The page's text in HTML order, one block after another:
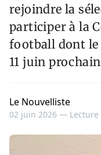
rejoindre la
participer à la
football dont le
11 juin
Le Nouvelliste
02 juin 2026 —